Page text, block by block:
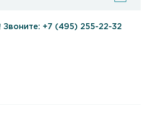
Звоните: +7 (495) 255-22-32